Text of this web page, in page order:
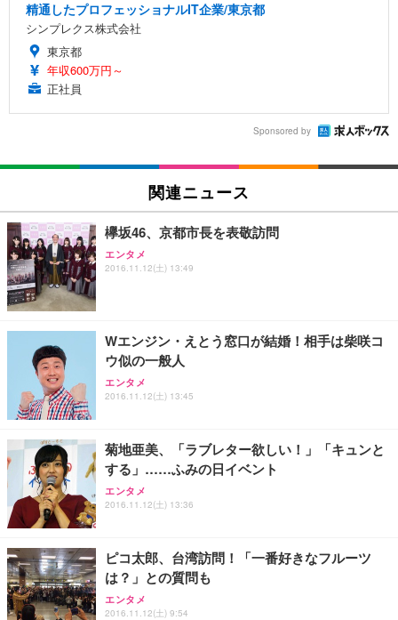
精通したプロフェッショナルIT企業/東京都
シンプレクス株式会社
東京都
年収600万円～
正社員
Sponsored by
関連ニュース
欅坂46、京都市長を表敬訪問
エンタメ
2016.11.12(土) 13:49
Wエンジン・えとう窓口が結婚！相手は柴咲コ
ウ似の一般人
エンタメ
2016.11.12(土) 13:45
菊地亜美、「ラブレター欲しい！」「キュンと
する」……ふみの日イベント
エンタメ
2016.11.12(土) 13:36
ピコ太郎、台湾訪問！「一番好きなフルーツ
は？」との質問も
エンタメ
2016.11.12(土) 9:54